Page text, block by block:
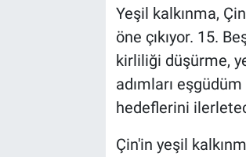
Yeşil kalkınma,
öne çıkıyor. 15.
kirliliği düşürme,
adımları
hedeflerini
Çin'in yeşil